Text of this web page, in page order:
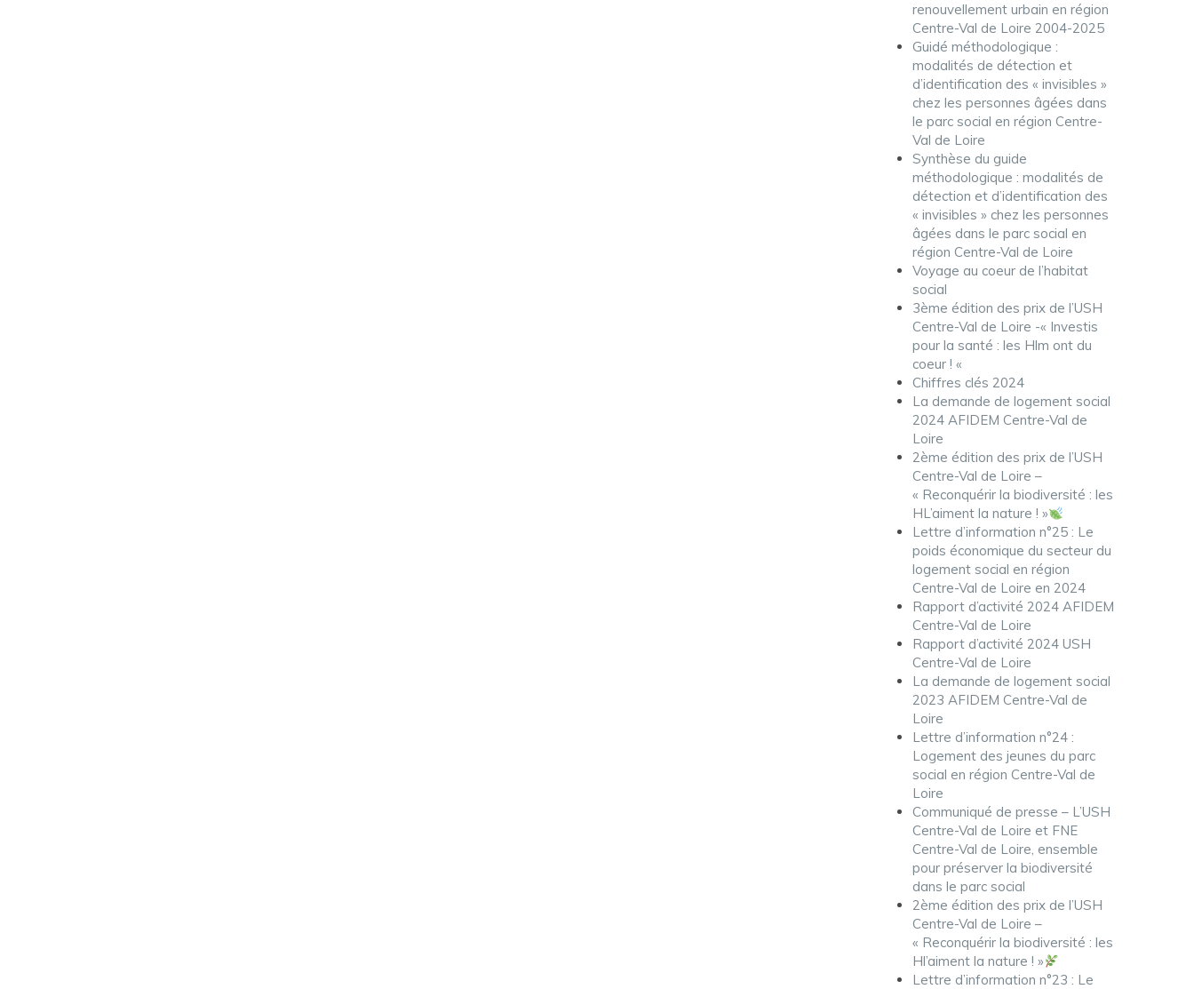
renouvellement urbain en région
Centre-Val de Loire 2004-2025
Guidé méthodologique :
modalités de détection et
d’identification des « invisibles »
chez les personnes âgées dans
le parc social en région Centre-
Val de Loire
Synthèse du guide
méthodologique : modalités de
détection et d’identification des
« invisibles » chez les personnes
âgées dans le parc social en
région Centre-Val de Loire
Voyage au coeur de l’habitat
social
3ème édition des prix de l’USH
Centre-Val de Loire -« Investis
pour la santé : les Hlm ont du
coeur ! «
Chiffres clés 2024
La demande de logement social
2024 AFIDEM Centre-Val de
Loire
2ème édition des prix de l’USH
Centre-Val de Loire –
« Reconquérir la biodiversité : les
HL’aiment la nature ! »
Lettre d’information n°25 : Le
poids économique du secteur du
logement social en région
Centre-Val de Loire en 2024
Rapport d’activité 2024 AFIDEM
Centre-Val de Loire
Rapport d’activité 2024 USH
Centre-Val de Loire
La demande de logement social
2023 AFIDEM Centre-Val de
Loire
Lettre d’information n°24 :
Logement des jeunes du parc
social en région Centre-Val de
Loire
Communiqué de presse – L’USH
Centre-Val de Loire et FNE
Centre-Val de Loire, ensemble
pour préserver la biodiversité
dans le parc social
2ème édition des prix de l’USH
Centre-Val de Loire –
« Reconquérir la biodiversité : les
Hl’aiment la nature ! »
Lettre d’information n°23 : Le